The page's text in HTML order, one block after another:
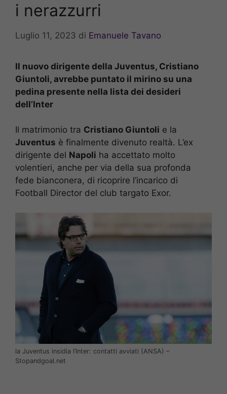
i nerazzurri
Luglio 11, 2023 di Emanuele Tavano
Il nuovo dirigente della Juventus, Cristiano
Giuntoli, avrebbe puntato il mirino su una
pedina presente nella lista dei desideri
dell’Inter
Il matrimonio tra Cristiano Giuntoli e la
Juventus è finalmente divenuto realtà. L’ex
dirigente del Napoli ha accettato molto
volentieri, anche per via della sua profonda
fede bianconera, di ricoprire l’incarico di
Football Director del club targato Exor.
la Juventus insidia l’Inter: contatti avviati (ANSA) –
Stopandgoal.net